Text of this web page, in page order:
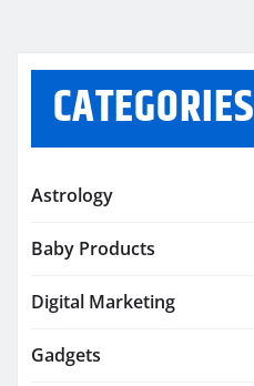
CATEGORIES
Astrology
Baby Products
Digital Marketing
Gadgets